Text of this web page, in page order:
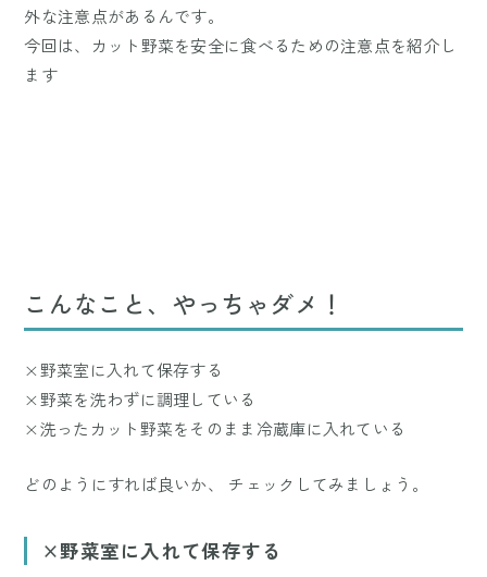
外な注意点があるんです。
今回は、カット野菜を安全に食べるための注意点を紹介し
ます
こんなこと、やっちゃダメ！
×野菜室に入れて保存する
×野菜を洗わずに調理している
×洗ったカット野菜をそのまま冷蔵庫に入れている
どのようにすれば良いか、 チェックしてみましょう。
×野菜室に入れて保存する